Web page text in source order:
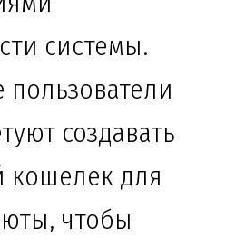
системы.
создавать
кошелек для
чтобы